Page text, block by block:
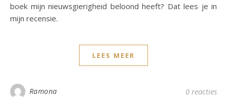
boek mijn nieuwsgierigheid beloond heeft? Dat lees je in
mijn recensie.
LEES MEER
Ramona 0 reacties